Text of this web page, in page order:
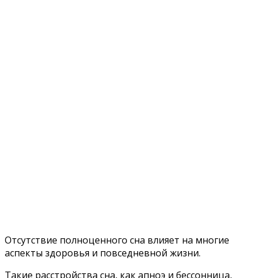
Отсутствие полноценного сна влияет на многие
аспекты здоровья и повседневной жизни.
Такие расстройства сна, как апноэ и бессонница,